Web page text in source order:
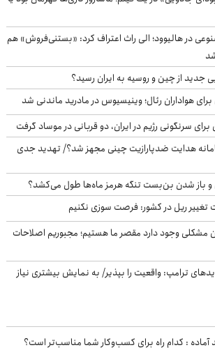
در هالیوود؛ الی راث اعتراف کرد: «بستنی‌فروش» هم
جدید از چین و روسیه به ایران رسید؟
هواداران رئال؛ وینیسیوس در مادرید ماندنی شد
سرنگونی رژیم در ایران، دو قربانی در موساد گرفت
هدایت ضدپارازیت چینی مجهز شد؟/ تهدید جدی
و باز شدن بن‌بست تنگه هرمز ماه‌ها طول می‌کشد؟
تغییر ریل در کشور: فرصت سوزی نکنیم
مشکلی وجود دارد مقصر ما هستیم؛ مجبوریم اصلاحات
ترامپ: واقعیت را بپذیر/ به نمایش بیشتری نیاز
آماده : کدام راه برای کسب‌وکار شما مناسب‌تر است؟